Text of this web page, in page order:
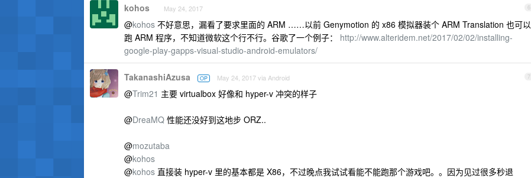
6
kohos May 24, 2017
@kohos 不好意思，漏看了要求里面的 ARM ……以前 Genymotion 的 x86 模拟器装个 ARM Translation 也可以
跑 ARM 程序，不知道微软这个行不行。谷歌了一个例子： http://www.alteridem.net/2017/02/02/installing-
google-play-gapps-visual-studio-android-emulators/
7
TakanashiAzusa OP May 24, 2017 via Android
@Trim21 主要 virtualbox 好像和 hyper-v 冲突的样子
@DreaMQ 性能还没好到这地步 ORZ..
@mozutaba
@kohos
@kohos 直接装 hyper-v 里的基本都是 X86，不过晚点我试试看能不能跑那个游戏吧。。因为见过很多秒退